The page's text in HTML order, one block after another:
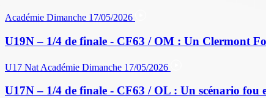
Académie Dimanche 17/05/2026
U19N – 1/4 de finale - CF63 / OM : Un Clermont
U17 Nat Académie Dimanche 17/05/2026
U17N – 1/4 de finale - CF63 / OL : Un scénario